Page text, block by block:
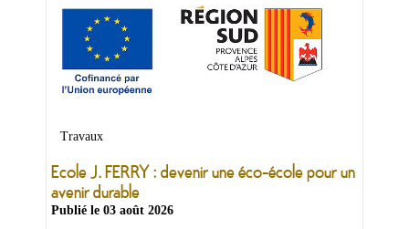
Ma
Culture
Tourisme
Sports
Travaux
Ecole J. FERRY : devenir une éco-école pour un
avenir durable
Publié le 03 août 2026